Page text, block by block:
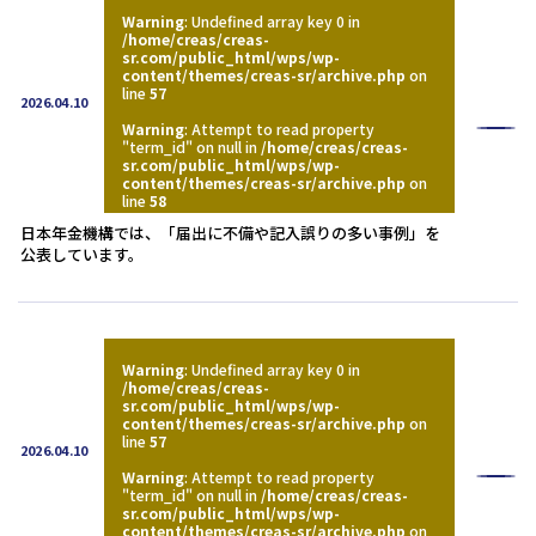
2026.04.10
Warning: Undefined array key 0 in
/home/creas/creas-
sr.com/public_html/wps/wp-
content/themes/creas-sr/archive.php on
line57
Warning: Attempt to read property
"term_id" on null in /home/creas/creas-
sr.com/public_html/wps/wp-
content/themes/creas-sr/archive.php on
line58
日本年金機構では、「届出に不備や記入誤りの多い事例」を
公表しています。
2026.04.10
Warning: Undefined array key 0 in
/home/creas/creas-
sr.com/public_html/wps/wp-
content/themes/creas-sr/archive.php on
line57
Warning: Attempt to read property
"term_id" on null in /home/creas/creas-
sr.com/public_html/wps/wp-
content/themes/creas-sr/archive.php on